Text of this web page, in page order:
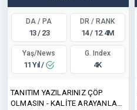
DA / PA
13 / 23
DR / RANK
14 / 12.4M
Yaş/News
11 Yıl /
G. Index
4K
TANITIM YAZILARINIZ ÇÖP
OLMASIN - KALİTE ARAYANLAR